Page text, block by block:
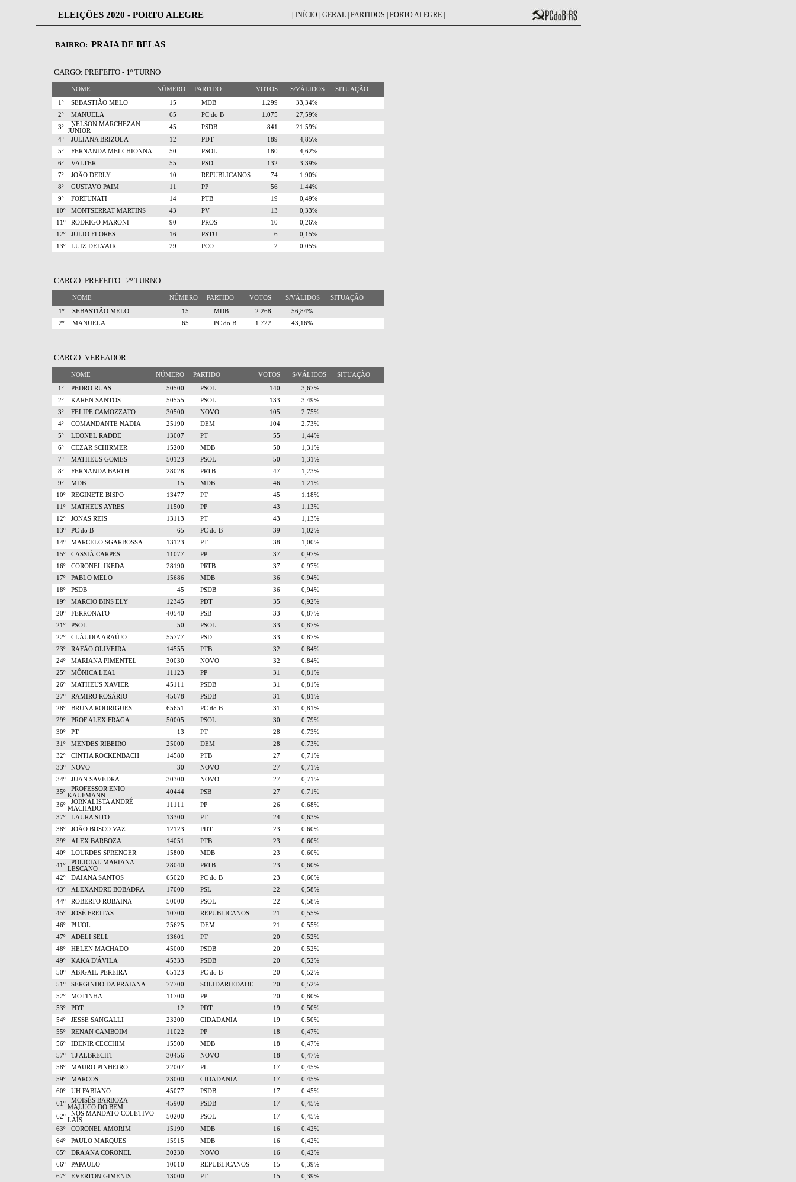
ELEIÇÕES 2020 - PORTO ALEGRE INÍCIO GERAL PARTIDOS PORTO ALEGRE
BAIRRO: PRAIA DE BELAS
CARGO: PREFEITO - 1º TURNO
NOME NÚMERO PARTIDO VOTOS S/VÁLIDOS SITUAÇÃO
1º SEBASTIÃO MELO 15 MDB 1.299
33,34%
2º
MANUELA 65 PC do B 1.075
27,59%
3º
NELSON MARCHEZAN
JÚNIOR
45 PSDB 841
21,59%
4º
JULIANA BRIZOLA 12 PDT 189
4,85%
5º
FERNANDA MELCHIONNA 50 PSOL 180
4,62%
6º
VALTER 55 PSD 132
3,39%
7º
JOÃO DERLY 10 REPUBLICANOS 74
1,90%
8º
GUSTAVO PAIM 11 PP 56
1,44%
9º
FORTUNATI 14 PTB 19
0,49%
10º
MONTSERRAT MARTINS 43 PV 13
0,33%
11º
RODRIGO MARONI 90 PROS 10
0,26%
12º
JULIO FLORES 16 PSTU 6
0,15%
13º
LUIZ DELVAIR 29 PCO 2 0,05%
CARGO: PREFEITO - 2º TURNO
NOME NÚMERO PARTIDO VOTOS S/VÁLIDOS SITUAÇÃO
1º SEBASTIÃO MELO 15 MDB 2.268
56,84%
2º
MANUELA 65 PC do B 1.722 43,16%
CARGO: VEREADOR
NOME NÚMERO PARTIDO VOTOS S/VÁLIDOS SITUAÇÃO
1º PEDRO RUAS 50500 PSOL 140
3,67%
2º
KAREN SANTOS 50555 PSOL 133
3,49%
3º
FELIPE CAMOZZATO 30500 NOVO 105
2,75%
4º
COMANDANTE NADIA 25190 DEM 104
2,73%
5º
LEONEL RADDE 13007 PT 55
1,44%
6º
CEZAR SCHIRMER 15200 MDB 50
1,31%
7º
MATHEUS GOMES 50123 PSOL 50
1,31%
8º
FERNANDA BARTH 28028 PRTB 47
1,23%
9º
MDB 15 MDB 46
1,21%
10º
REGINETE BISPO 13477 PT 45
1,18%
11º
MATHEUS AYRES 11500 PP 43
1,13%
12º
JONAS REIS 13113 PT 43
1,13%
13º
PC do B 65 PC do B 39
1,02%
14º
MARCELO SGARBOSSA 13123 PT 38
1,00%
15º
CASSIÁ CARPES 11077 PP 37
0,97%
16º
CORONEL IKEDA 28190 PRTB 37
0,97%
17º
PABLO MELO 15686 MDB 36
0,94%
18º
PSDB 45 PSDB 36
0,94%
19º
MARCIO BINS ELY 12345 PDT 35
0,92%
20º
FERRONATO 40540 PSB 33
0,87%
21º
PSOL 50 PSOL 33
0,87%
22º
CLÁUDIA ARAÚJO 55777 PSD 33
0,87%
23º
RAFÃO OLIVEIRA 14555 PTB 32
0,84%
24º
MARIANA PIMENTEL 30030 NOVO 32
0,84%
25º
MÔNICA LEAL 11123 PP 31
0,81%
26º
MATHEUS XAVIER 45111 PSDB 31
0,81%
27º
RAMIRO ROSÁRIO 45678 PSDB 31
0,81%
28º
BRUNA RODRIGUES 65651 PC do B 31
0,81%
29º
PROF ALEX FRAGA 50005 PSOL 30
0,79%
30º
PT 13 PT 28
0,73%
31º
MENDES RIBEIRO 25000 DEM 28
0,73%
32º
CINTIA ROCKENBACH 14580 PTB 27
0,71%
33º
NOVO 30 NOVO 27
0,71%
34º
JUAN SAVEDRA 30300 NOVO 27
0,71%
35º
PROFESSOR ENIO
KAUFMANN
40444 PSB 27
0,71%
36º
JORNALISTA ANDRÉ
MACHADO
11111 PP 26
0,68%
37º
LAURA SITO 13300 PT 24
0,63%
38º
JOÃO BOSCO VAZ 12123 PDT 23
0,60%
39º
ALEX BARBOZA 14051 PTB 23
0,60%
40º
LOURDES SPRENGER 15800 MDB 23
0,60%
41º
POLICIAL MARIANA
LESCANO
28040 PRTB 23
0,60%
42º
DAIANA SANTOS 65020 PC do B 23
0,60%
43º
ALEXANDRE BOBADRA 17000 PSL 22
0,58%
44º
ROBERTO ROBAINA 50000 PSOL 22
0,58%
45º
JOSÉ FREITAS 10700 REPUBLICANOS 21
0,55%
46º
PUJOL 25625 DEM 21
0,55%
47º
ADELI SELL 13601 PT 20
0,52%
48º
HELEN MACHADO 45000 PSDB 20
0,52%
49º
KAKA D'ÁVILA 45333 PSDB 20
0,52%
50º
ABIGAIL PEREIRA 65123 PC do B 20
0,52%
51º
SERGINHO DA PRAIANA 77700 SOLIDARIEDADE 20
0,52%
52º
MOTINHA 11700 PP 20
0,80%
53º
PDT 12 PDT 19
0,50%
54º
JESSE SANGALLI 23200 CIDADANIA 19
0,50%
55º
RENAN CAMBOIM 11022 PP 18
0,47%
56º
IDENIR CECCHIM 15500 MDB 18
0,47%
57º
TJ ALBRECHT 30456 NOVO 18
0,47%
58º
MAURO PINHEIRO 22007 PL 17
0,45%
59º
MARCOS 23000 CIDADANIA 17
0,45%
60º
UH FABIANO 45077 PSDB 17
0,45%
61º
MOISÉS BARBOZA
MALUCO DO BEM
45900 PSDB 17
0,45%
62º
NÓS MANDATO COLETIVO
LAÍS
50200 PSOL 17
0,45%
63º
CORONEL AMORIM 15190 MDB 16
0,42%
64º
PAULO MARQUES 15915 MDB 16
0,42%
65º
DRA ANA CORONEL 30230 NOVO 16
0,42%
66º
PAPAULO 10010 REPUBLICANOS 15
0,39%
67º
EVERTON GIMENIS 13000 PT 15
0,39%